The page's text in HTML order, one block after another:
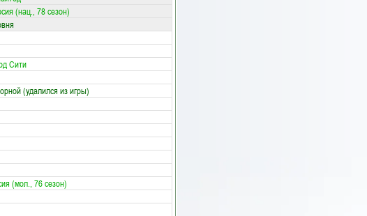
(нац., 78 сезон)
Сити
(удалился из игры)
(мол., 76 сезон)